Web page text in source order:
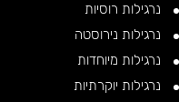
נרגילות רוסיות
נרגילות נירוסטה
נרגילות מיוחדות
נרגילות יוקרתיות